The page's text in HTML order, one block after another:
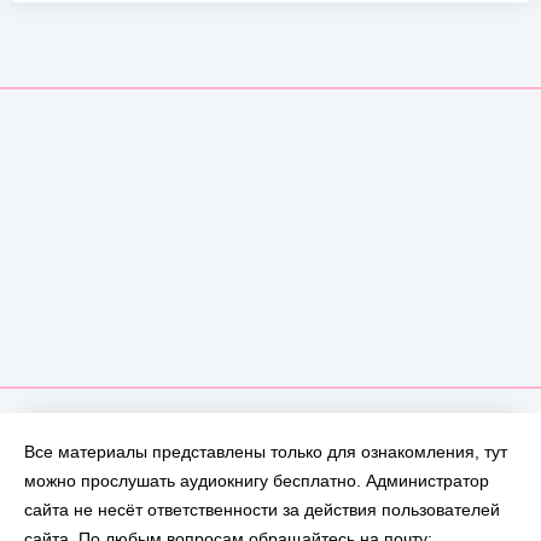
Все материалы представлены только для ознакомления, тут
можно прослушать аудиокнигу бесплатно. Администратор
сайта не несёт ответственности за действия пользователей